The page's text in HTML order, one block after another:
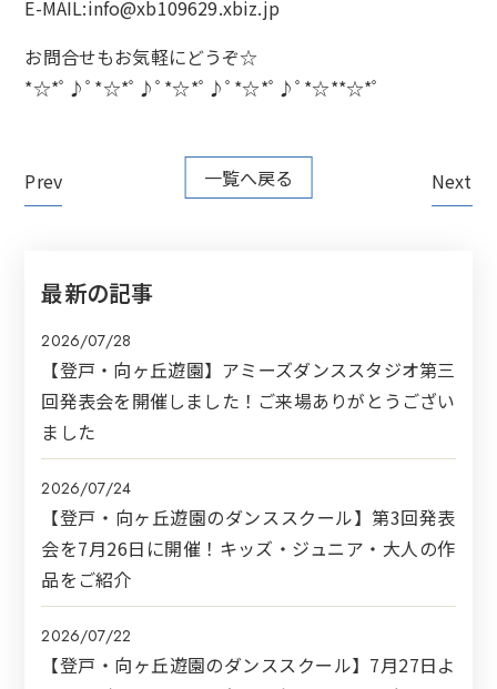
E-MAIL:info@xb109629.xbiz.jp
お問合せもお気軽にどうぞ☆
*☆*ﾟ♪ﾟ*☆*ﾟ♪ﾟ*☆*ﾟ♪ﾟ*☆*ﾟ♪ﾟ*☆**☆*ﾟ
Prev 一覧へ戻る Next
最新の記事
2026/07/28
【登戸・向ヶ丘遊園】アミーズダンススタジオ第三
回発表会を開催しました！ご来場ありがとうござい
ました
2026/07/24
【登戸・向ヶ丘遊園のダンススクール】第3回発表
会を7月26日に開催！キッズ・ジュニア・大人の作
品をご紹介
2026/07/22
【登戸・向ヶ丘遊園のダンススクール】7月27日よ